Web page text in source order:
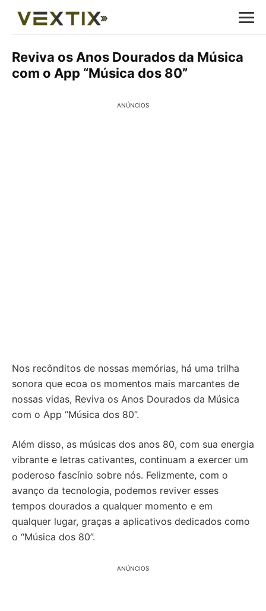
Reviva os Anos Dourados da Música
com o App “Música dos 80”
ANÚNCIOS
Nos recônditos de nossas memórias, há uma trilha
sonora que ecoa os momentos mais marcantes de
nossas vidas, Reviva os Anos Dourados da Música
com o App “Música dos 80”.
Além disso, as músicas dos anos 80, com sua energia
vibrante e letras cativantes, continuam a exercer um
poderoso fascínio sobre nós. Felizmente, com o
avanço da tecnologia, podemos reviver esses
tempos dourados a qualquer momento e em
qualquer lugar, graças a aplicativos dedicados como
o “Música dos 80”.
ANÚNCIOS